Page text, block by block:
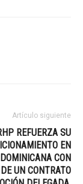
Artículo siguiente
REFUERZA SU
EN
CON
UN CONTRATO